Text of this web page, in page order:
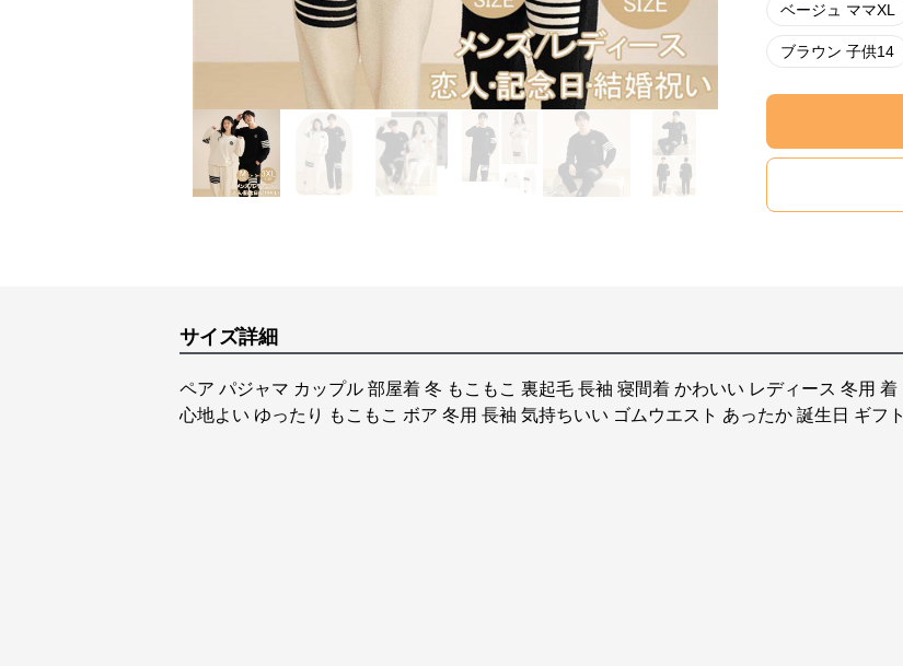
ベージュ ママXL
ブラウン 子供14
サイズ詳細
ペア パジャマ カップル 部屋着 冬 もこもこ 裏起毛 長袖 寝間着 かわいい レディース 冬用 着
心地よい ゆったり もこもこ ボア 冬用 長袖 気持ちいい ゴムウエスト あったか 誕生日 ギフト